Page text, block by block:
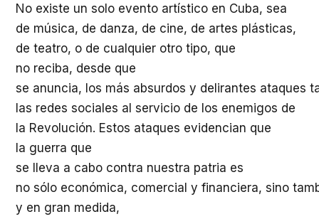
No existe un solo evento artístico en Cuba, sea
de música, de danza, de cine, de artes plásticas,
de teatro, o de cualquier otro tipo, que
no reciba, desde que
se anuncia, los más absurdos y delirantes ataques
las redes sociales al servicio de los enemigos de
la Revolución. Estos ataques evidencian que
la guerra que
se lleva a cabo contra nuestra patria es
no sólo económica, comercial y financiera, sino
y en gran medida,